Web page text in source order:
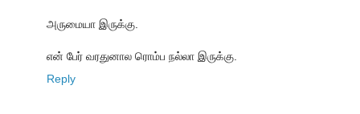
அருமையா இருக்கு.
என் பேர் வரதுனால ரொம்ப நல்லா இருக்கு.
Reply